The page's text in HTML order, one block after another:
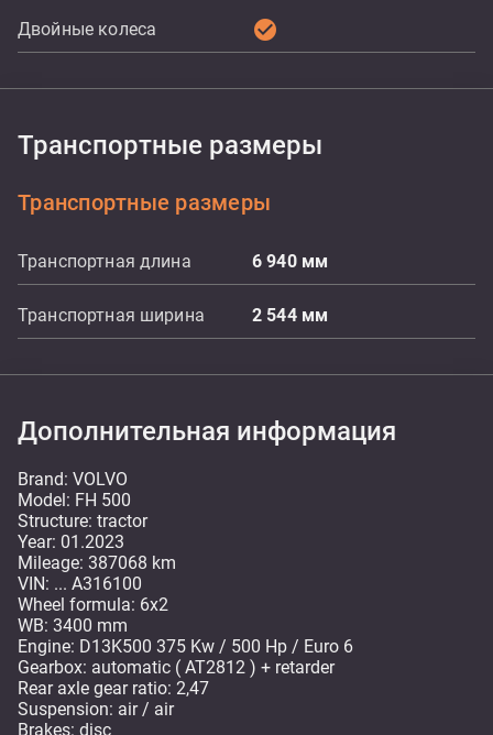
Двойные колеса check_circle
Транспортные размеры
Транспортные размеры
Транспортная длина 6 940 мм
Транспортная ширина 2 544 мм
Дополнительная информация
Brand: VOLVO
Model: FH 500
Structure: tractor
Year: 01.2023
Mileage: 387068 km
VIN: ... A316100
Wheel formula: 6x2
WB: 3400 mm
Engine: D13K500 375 Kw / 500 Hp / Euro 6
Gearbox: automatic ( AT2812 ) + retarder
Rear axle gear ratio: 2,47
Suspension: air / air
Brakes: disc